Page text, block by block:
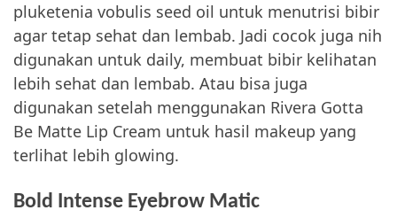
pluketenia vobulis seed oil untuk menutrisi bibir
agar tetap sehat dan lembab. Jadi cocok juga nih
digunakan untuk daily, membuat bibir kelihatan
lebih sehat dan lembab. Atau bisa juga
digunakan setelah menggunakan Rivera Gotta
Be Matte Lip Cream untuk hasil makeup yang
terlihat lebih glowing.
Bold Intense Eyebrow Matic